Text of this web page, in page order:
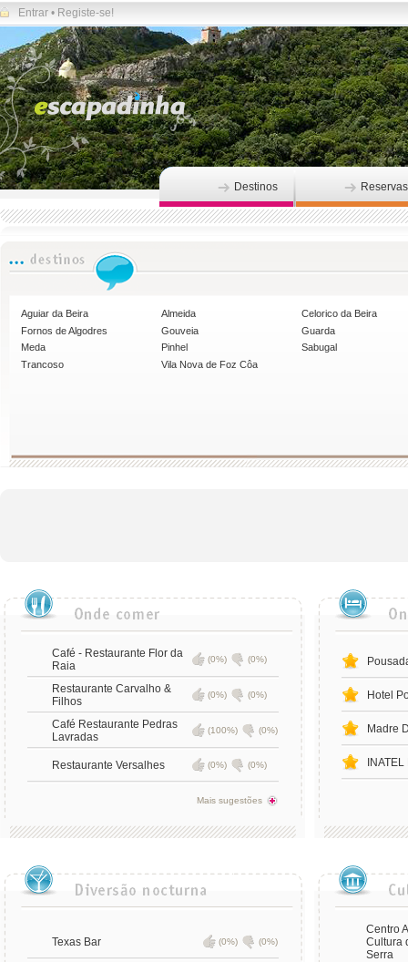
Entrar • Registe-se!
Destinos Reservas
Aguiar da Beira Almeida
Celorico da Beira
Fornos de Algodres
Gouveia
Guarda
Meda
Pinhel
Sabugal
Trancoso
Vila Nova de Foz Côa
Café - Restaurante Flor da
Raia
(0%) (0%)
Restaurante Carvalho &
Filhos
(0%) (0%)
Café Restaurante Pedras
Lavradas
(100%) (0%)
Restaurante Versalhes (0%) (0%)
Mais sugestões
Hotel
Madre
Texas Bar (0%) (0%)
Centro
Cultura
Serra